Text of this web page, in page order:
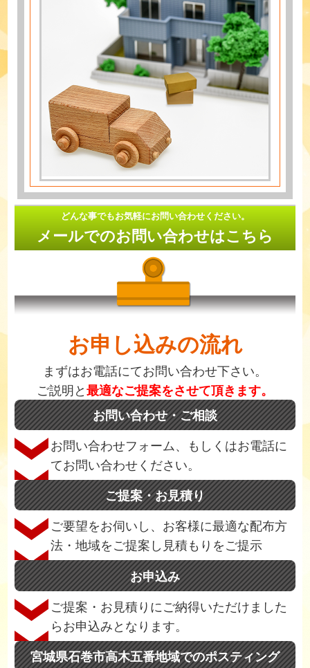
どんな事でもお気軽にお問い合わせください。
メールでのお問い合わせはこちら
お申し込みの流れ
まずはお電話にてお問い合わせ下さい。
ご説明と最適なご提案をさせて頂きます。
お問い合わせ・ご相談
お問い合わせフォーム、もしくはお電話に
てお問い合わせください。
ご提案・お見積り
ご要望をお伺いし、お客様に最適な配布方
法・地域をご提案し見積もりをご提示
お申込み
ご提案・お見積りにご納得いただけました
らお申込みとなります。
宮城県石巻市高木五番地域でのポスティング